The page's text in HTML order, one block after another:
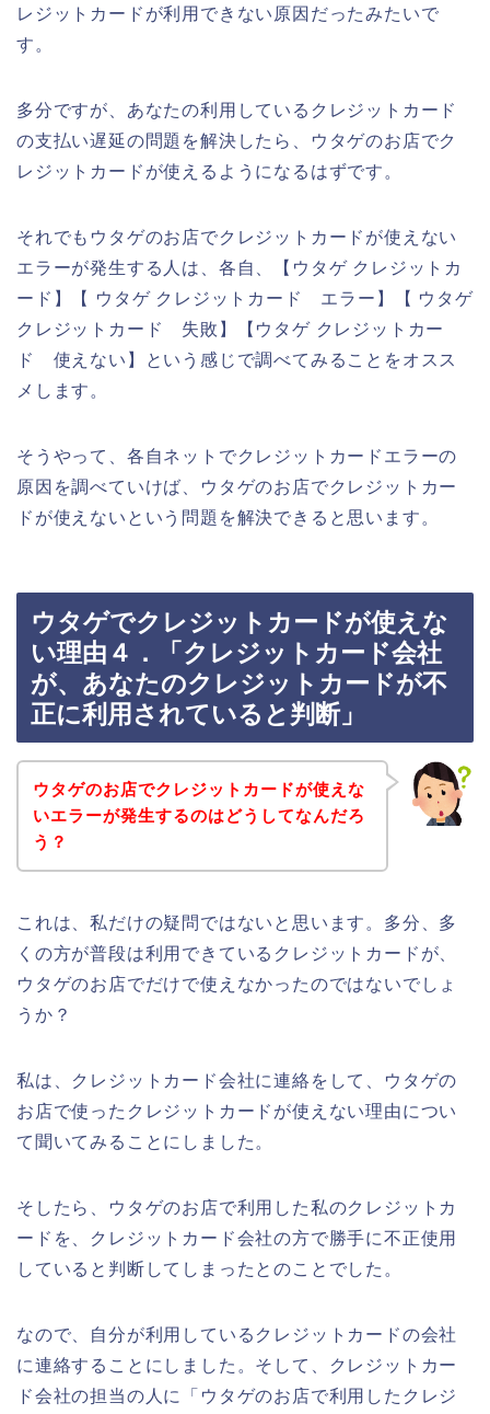
レジットカードが利用できない原因だったみたいで
す。
多分ですが、あなたの利用しているクレジットカード
の支払い遅延の問題を解決したら、ウタゲのお店でク
レジットカードが使えるようになるはずです。
それでもウタゲのお店でクレジットカードが使えない
エラーが発生する人は、各自、【ウタゲ クレジットカ
ード】【 ウタゲ クレジットカード エラー】【 ウタゲ
クレジットカード 失敗】【ウタゲ クレジットカー
ド 使えない】という感じで調べてみることをオスス
メします。
そうやって、各自ネットでクレジットカードエラーの
原因を調べていけば、ウタゲのお店でクレジットカー
ドが使えないという問題を解決できると思います。
ウタゲでクレジットカードが使えな
い理由４．「クレジットカード会社
が、あなたのクレジットカードが不
正に利用されていると判断」
ウタゲのお店でクレジットカードが使えな
いエラーが発生するのはどうしてなんだろ
う？
これは、私だけの疑問ではないと思います。多分、多
くの方が普段は利用できているクレジットカードが、
ウタゲのお店でだけで使えなかったのではないでしょ
うか？
私は、クレジットカード会社に連絡をして、ウタゲの
お店で使ったクレジットカードが使えない理由につい
て聞いてみることにしました。
そしたら、ウタゲのお店で利用した私のクレジットカ
ードを、クレジットカード会社の方で勝手に不正使用
していると判断してしまったとのことでした。
なので、自分が利用しているクレジットカードの会社
に連絡することにしました。そして、クレジットカー
ド会社の担当の人に「ウタゲのお店で利用したクレジ